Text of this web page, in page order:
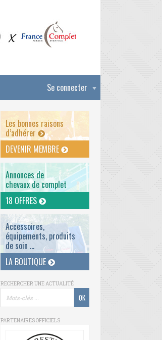
Se connecter
Les bonnes raisons
d’adhérer
DEVENIR MEMBRE
Annonces de
chevaux de complet
18 OFFRES
Accessoires,
équipements, produits
de soin ...
LA BOUTIQUE
RECHERCHER UNE ACTUALITÉ
PARTENAIRES OFFICIELS